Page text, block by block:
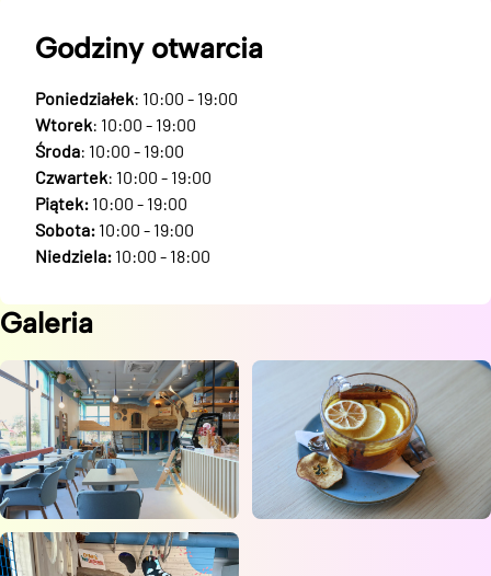
Godziny otwarcia
Poniedziałek: 10:00 - 19:00
Wtorek: 10:00 - 19:00
Środa: 10:00 - 19:00
Czwartek: 10:00 - 19:00
Piątek: 10:00 - 19:00
Sobota: 10:00 - 19:00
Niedziela: 10:00 - 18:00
Galeria